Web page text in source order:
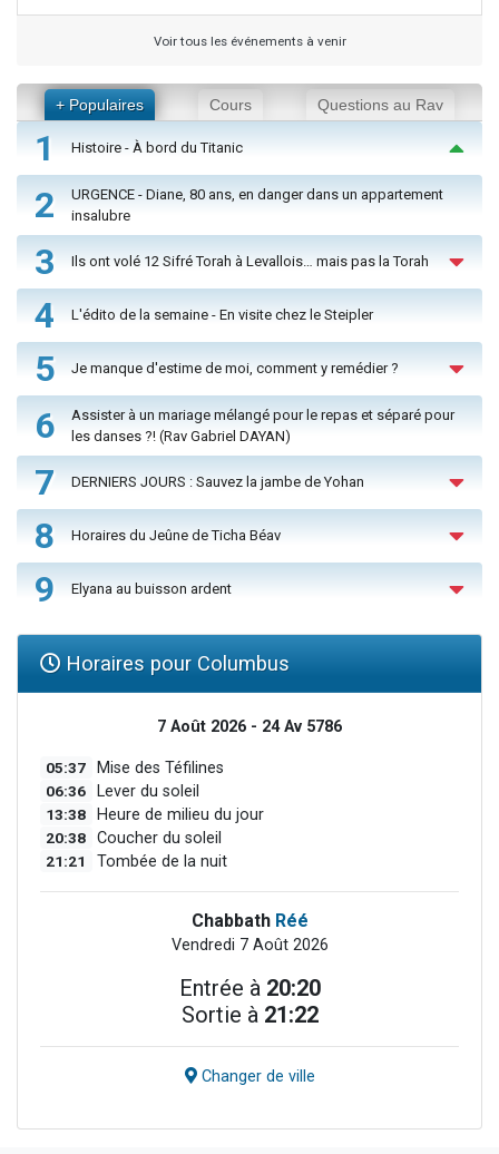
Voir tous les événements à venir
+ Populaires Cours Questions au Rav
1 Histoire - À bord du Titanic
2
URGENCE - Diane, 80 ans, en danger dans un appartement
insalubre
3 Ils ont volé 12 Sifré Torah à Levallois… mais pas la Torah
4 L'édito de la semaine - En visite chez le Steipler
5 Je manque d'estime de moi, comment y remédier ?
6
Assister à un mariage mélangé pour le repas et séparé pour
les danses ?! (Rav Gabriel DAYAN)
7 DERNIERS JOURS : Sauvez la jambe de Yohan
8 Horaires du Jeûne de Ticha Béav
9 Elyana au buisson ardent
Horaires pour Columbus
7 Août 2026 - 24 Av 5786
05:37 Mise des Téfilines
06:36 Lever du soleil
13:38 Heure de milieu du jour
20:38 Coucher du soleil
21:21 Tombée de la nuit
Chabbath Réé
Vendredi 7 Août 2026
Entrée à 20:20
Sortie à 21:22
Changer de ville